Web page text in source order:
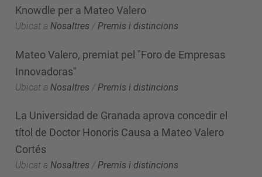
Knowdle per a Mateo Valero
Ubicat a Nosaltres /Premis i distincions
Mateo Valero, premiat pel "Foro de Empresas
Innovadoras"
Ubicat a Nosaltres / Premis i distincions
La Universidad de Granada aprova concedir el
títol de Doctor Honoris Causa a Mateo Valero
Cortés
Ubicat a Nosaltres /Premis i distincions